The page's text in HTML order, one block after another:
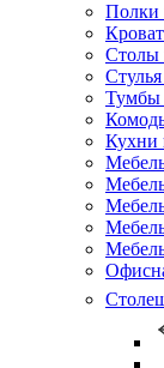
Полки
Столы
Стулья
Тумбы
Кухни